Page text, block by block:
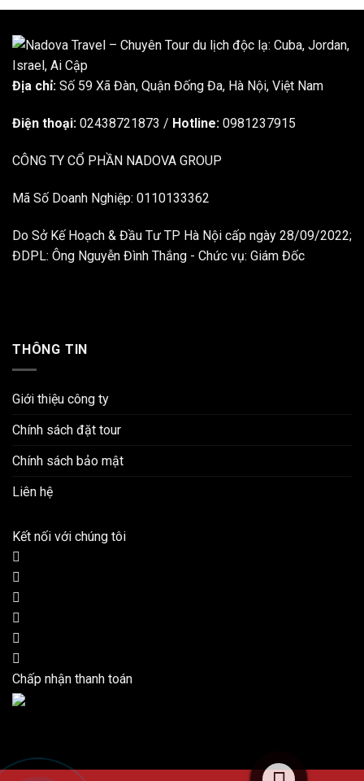
Địa chỉ: Số 59 Xã Đàn, Quận Đống Đa, ​​Hà Nội, Việt Nam
Điện thoại: 02438721873 / Hotline: 0981237915
CÔNG TY CỔ PHẦN NADOVA GROUP
Mã Số Doanh Nghiệp: 0110133362
Do Sở Kế Hoạch & Đầu Tư TP Hà Nội cấp ngày 28/09/2022;
ĐDPL: Ông Nguyễn Đình Thắng - Chức vụ: Giám Đốc
THÔNG TIN
Giới thiệu công ty
Chính sách đặt tour
Chính sách bảo mật
Liên hệ
Kết nối với chúng tôi
Chấp nhận thanh toán